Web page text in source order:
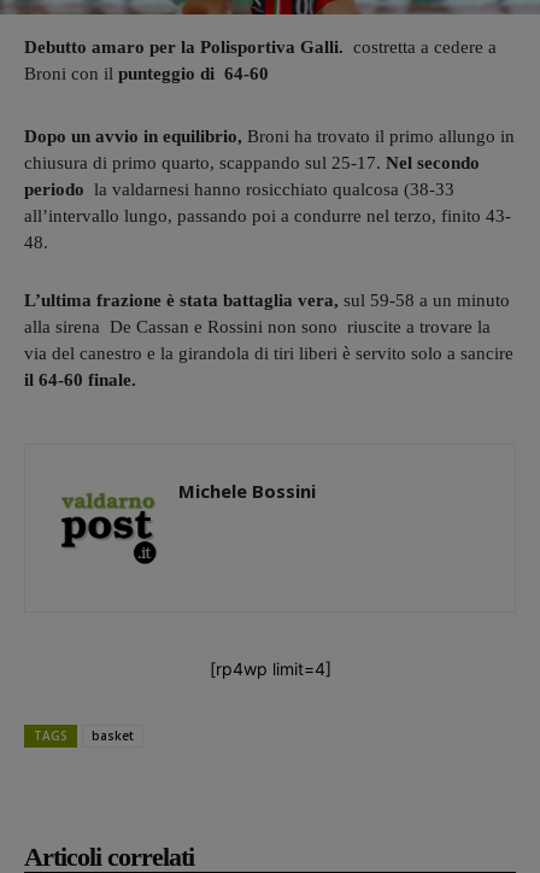
Articoli correlati
Debutto amaro per la Polisportiva Galli. costretta a cedere a
Broni con il punteggio di 64-60
Dopo un avvio in equilibrio, Broni ha trovato il primo allungo in
chiusura di primo quarto, scappando sul 25-17. Nel secondo
periodo la valdarnesi hanno rosicchiato qualcosa (38-33
all’intervallo lungo, passando poi a condurre nel terzo, finito 43-
48.
L’ultima frazione è stata battaglia vera, sul 59-58 a un minuto
alla sirena De Cassan e Rossini non sono riuscite a trovare la
via del canestro e la girandola di tiri liberi è servito solo a sancire
il 64-60 finale.
Michele Bossini
[rp4wp limit=4]
TAGS basket